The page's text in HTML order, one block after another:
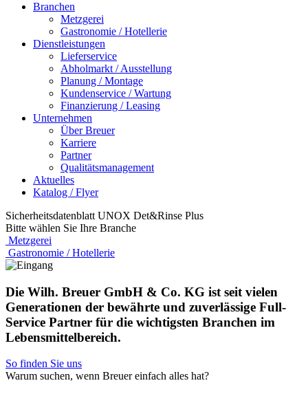
Branchen
Metzgerei
Gastronomie / Hotellerie
Dienstleistungen
Lieferservice
Abholmarkt / Ausstellung
Planung / Montage
Kundenservice / Wartung
Finanzierung / Leasing
Unternehmen
Über Breuer
Karriere
Partner
Qualitätsmanagement
Aktuelles
Katalog / Flyer
Sicherheitsdatenblatt UNOX Det&Rinse Plus
Bitte wählen Sie Ihre Branche
Metzgerei
Gastronomie / Hotellerie
Die Wilh. Breuer GmbH & Co. KG ist seit vielen
Generationen der bewährte und zuverlässige Full-
Service Partner für die wichtigsten Branchen im
Lebensmittelbereich.
So finden Sie uns
Warum suchen, wenn Breuer einfach alles hat?